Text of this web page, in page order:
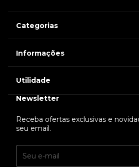
Categorias
Informações
Utilidade
Newsletter
Receba ofertas exclusivas e
seu email.